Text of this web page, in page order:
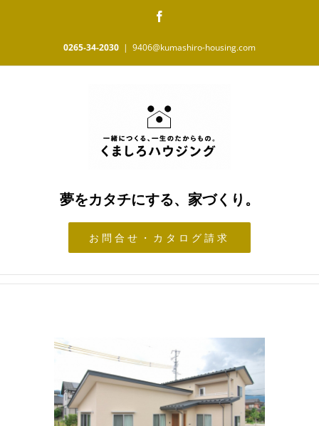
0265-34-2030 | 9406@kumashiro-housing.com
夢をカタチにする、家づくり。
お問合せ・カタログ請求
View
Larger
Image